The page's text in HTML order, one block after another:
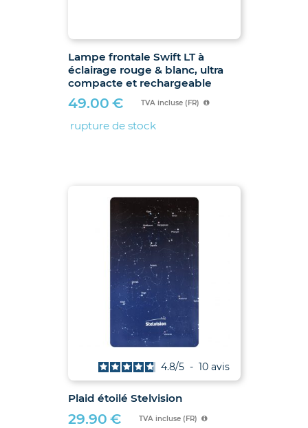
Lampe frontale Swift LT à
éclairage rouge & blanc, ultra
compacte et rechargeable
49.00 € TVA incluse (FR)
rupture de stock
Plaid étoilé Stelvision
4.8/5 - 10 avis
29.90 € TVA incluse (FR)